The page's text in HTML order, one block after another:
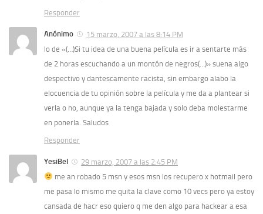
Responder
Anónimo
15 marzo, 2007 a las 8:14 PM
lo de «(…)Si tu idea de una buena película es ir a sentarte más
de 2 horas escuchando a un montón de negros(…)» suena algo
despectivo y dantescamente racista, sin embargo alabo la
elocuencia de tu opinión sobre la película y me da a plantear si
verla o no, aunque ya la tenga bajada y solo deba molestarme
en ponerla. Saludos
Responder
YesiBel
29 marzo, 2007 a las 2:45 PM
me an robado 5 msn y esos msn los recupero x hotmail pero
me pasa lo mismo me quita la clave como 10 vecs pero ya estoy
cansada de hacr eso quiero q me den algo para hackear a esa